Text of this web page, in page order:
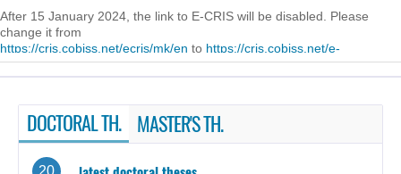
After 15 January 2024, the link to E-CRIS will be disabled. Please
change it from
https://cris.cobiss.net/ecris/mk/en to https://cris.cobiss.net/e-
cris/mk/en
New version of SICRIS, V2.2, installed
New features, bug fixes and updates
• Editing of previous employments has been added to e-cris.net
DOCTORAL TH. MASTER'S TH.
20